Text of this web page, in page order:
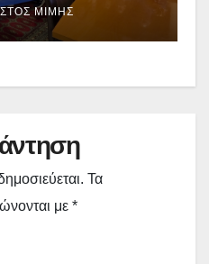
Γρεβενά –
ΜΊΜΗΣ
Τα
με *